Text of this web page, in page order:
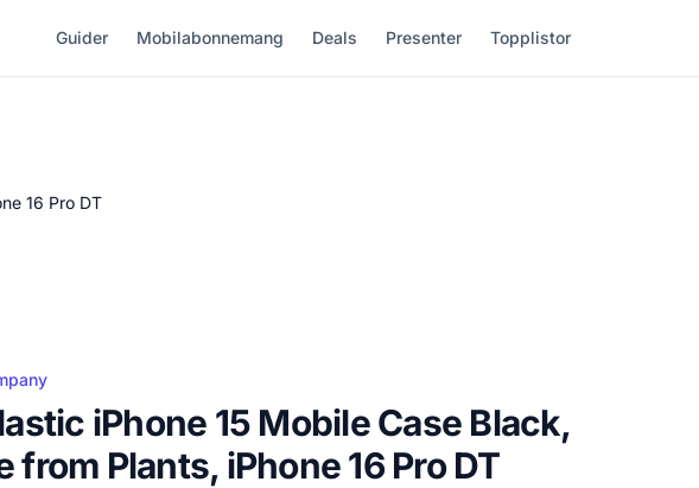
Guider Mobilabonnemang Deals Presenter Topplistor
16 Pro DT
iPhone 15 Mobile Case Black,
from Plants, iPhone 16 Pro DT